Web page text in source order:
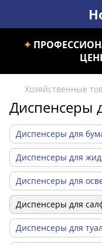
✦
Хозяйственные
Диспенсеры
Диспенсеры для
Диспенсеры для
Диспенсеры для
Диспенсеры для
Диспенсеры для